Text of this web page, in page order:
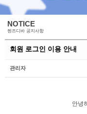
NOTICE
렌즈디바 공지사항
회원 로그인 이용 안내
관리자
안녕